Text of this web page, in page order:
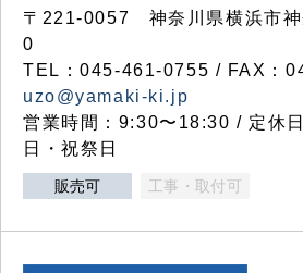
〒221-0057 神奈川県横浜市神
0
TEL：045-461-0755 / FAX：
uzo@yamaki-ki.jp
営業時間：9:30〜18:30 / 定休
日・祝祭日
販売可 工事・取付可